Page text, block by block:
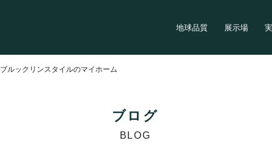
地球品質 展示場
ブルックリンスタイルのマイホーム
ブログ
BLOG